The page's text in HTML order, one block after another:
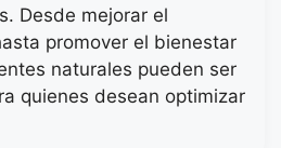
Desde mejorar el
promover el bienestar
naturales pueden ser
quienes desean optimizar